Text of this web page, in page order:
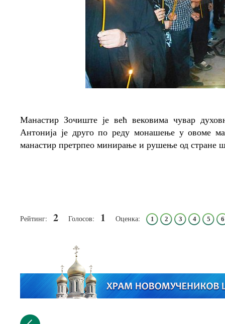
Манастир Зочиште је већ вековима чувар
Антонија је друго по реду монашење у овоме
манастир претрпео минирање и рушење од стране
Рейтинг: 2 Голосов: 1 Оценка: 1 2 3 4 5 6